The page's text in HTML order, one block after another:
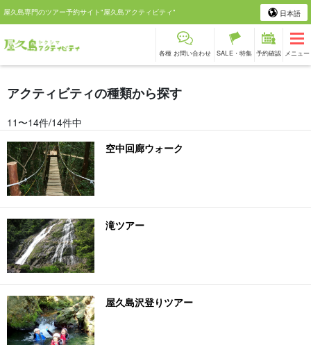
屋久島専門のツアー予約サイト"屋久島アクティビティ" 日本語
各種 お問い合わせ SALE・特集 予約確認 メニュー
アクティビティの種類から探す
11〜14件/14件中
空中回廊ウォーク
滝ツアー
屋久島沢登りツアー